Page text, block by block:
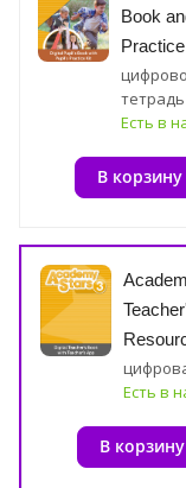
Book
тетрадь
Есть в
В корзину
Есть в
В корзину